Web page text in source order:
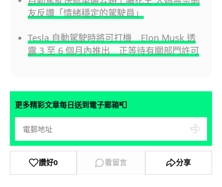
友反讚「情緒穩定的駕駛員」
Tesla 自動駕駛時將可打機 Elon Musk 透
露 3 至 6 個月內推出 正等待有關部門許可
更多精彩文章每日送到電子郵箱📮
讚好0 看留言 分享